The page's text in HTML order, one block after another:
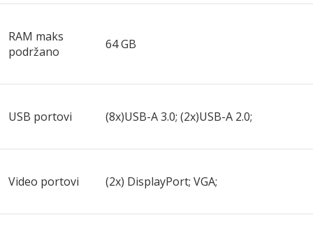
RAM maks
podržano
64 GB
USB portovi (8x)USB-A 3.0; (2x)USB-A 2.0;
Video portovi (2x) DisplayPort; VGA;